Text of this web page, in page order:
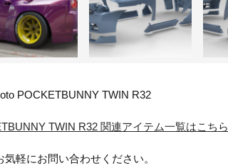
POCKETBUNNY TWIN R32
TWIN R32 関連アイテム一覧はこちら
軽にお問い合わせください。